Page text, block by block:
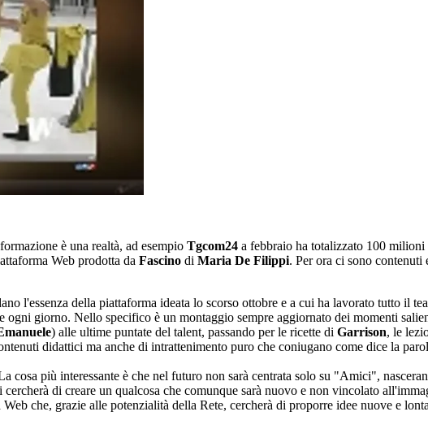
è una realtà, ad esempio Tgcom24 a febbraio ha totalizzato 100
Web prodotta da Fascino di Maria De Filippi. Per ora ci sono
l'essenza della piattaforma ideata lo scorso ottobre e a cui ha lavorato tutto il
giorno. Nello specifico è un montaggio sempre aggiornato dei momenti
) alle ultime puntate del talent, passando per le ricette di Garrison, le
didattici ma anche di intrattenimento puro che coniugano come dice la
cosa più interessante è che nel futuro non sarà centrata solo su "Amici",
di creare un qualcosa che comunque sarà nuovo e non vincolato
che, grazie alle potenzialità della Rete, cercherà di proporre idee nuove e